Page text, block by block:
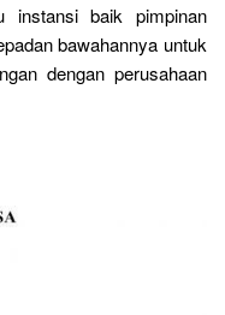
instansi baik pimpinan
bawahannya untuk
dengan perusahaan